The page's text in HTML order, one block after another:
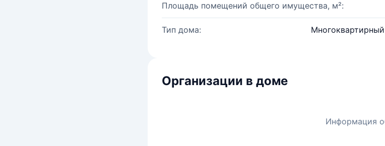
Площадь помещений общего имущества, м²:
Тип дома:
Организации в доме
Информация